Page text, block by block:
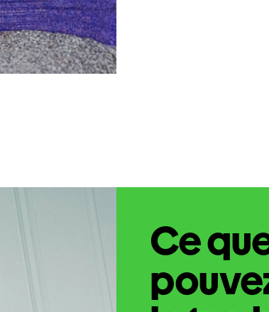
Ce